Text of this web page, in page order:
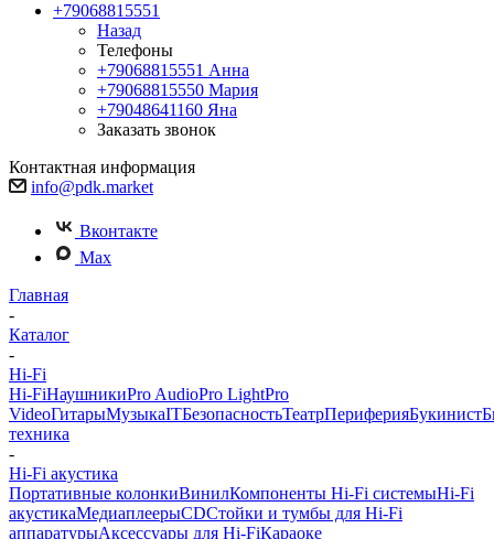
+79068815551
Назад
Телефоны
+79068815551 Анна
+79068815550 Мария
+79048641160 Яна
Заказать звонок
Контактная информация
info@pdk.market
Вконтакте
Max
Главная
-
Каталог
-
Hi-Fi
Hi-FiНаушникиPro AudioPro LightPro
VideoГитарыМузыкаITБезопасностьТеатрПериферияБукинист
техника
-
Hi-Fi акустика
Портативные колонкиВинилКомпоненты Hi-Fi системыHi-Fi
акустикаМедиаплеерыCDСтойки и тумбы для Hi-Fi
аппаратурыАксессуары для Hi-FiКараоке